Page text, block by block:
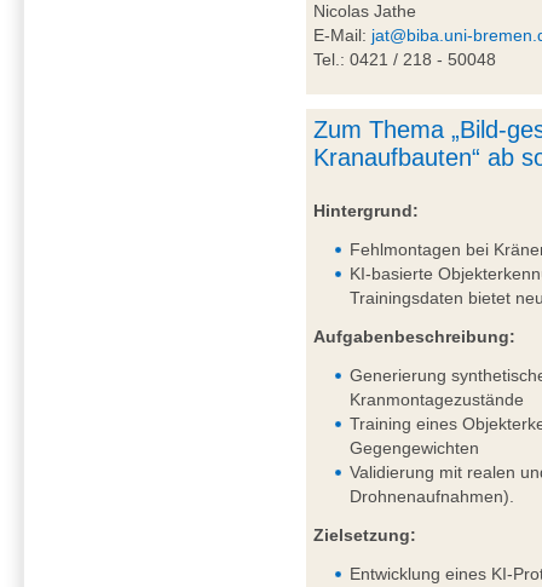
Nicolas Jathe
E-Mail: jat@biba.uni-
Tel.: 0421 / 218 - 50048
Zum Thema „Bild-
Kranaufbauten“ ab
Hintergrund:
Fehlmontagen bei
KI-basierte
Trainingsdaten bietet
Aufgabenbeschreibung:
Generierung
Kranmontagezustände
Training eines
Gegengewichten
Validierung mit realen
Drohnenaufnahmen).
Zielsetzung:
Entwicklung eines KI-